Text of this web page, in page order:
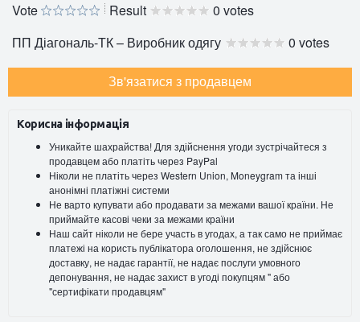
Vote
Result
0 votes
ПП Діагональ-ТК – Виробник одягу
0 votes
Зв'язатися з продавцем
Корисна інформація
Уникайте шахрайства! Для здійснення угоди зустрічайтеся з
продавцем або платіть через PayPal
Ніколи не платіть через Western Union, Moneygram та інші
анонімні платіжні системи
Не варто купувати або продавати за межами вашої країни. Не
приймайте касові чеки за межами країни
Наш сайт ніколи не бере участь в угодах, а так само не приймає
платежі на користь публікатора оголошення, не здійснює
доставку, не надає гарантії, не надає послуги умовного
депонування, не надає захист в угоді покупцям " або
"сертифікати продавцям"